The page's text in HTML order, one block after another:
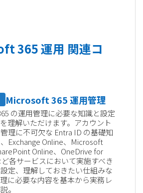
365 運用 関連コ
Microsoft 365 運用管理
の運用管理に必要な知識と設定
理解いただけます。アカウント
理に不可欠な Entra ID の基礎知
Exchange Online、Microsoft
Online、OneDrive for
ど各サービスにおいて実施すべき
定、理解しておきたい仕組みな
に必要な内容を基本から実務レ
。